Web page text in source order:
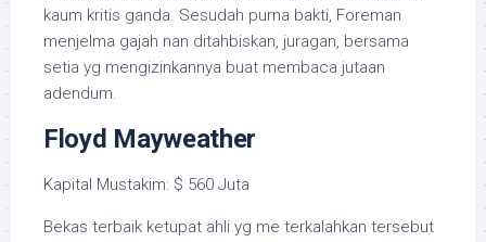
kaum kritis ganda. Sesudah purna bakti, Foreman
menjelma gajah nan ditahbiskan, juragan, bersama
setia yg mengizinkannya buat membaca jutaan
adendum.
Floyd Mayweather
Kapital Mustakim: $ 560 Juta
Bekas terbaik ketupat ahli yg me terkalahkan tersebut